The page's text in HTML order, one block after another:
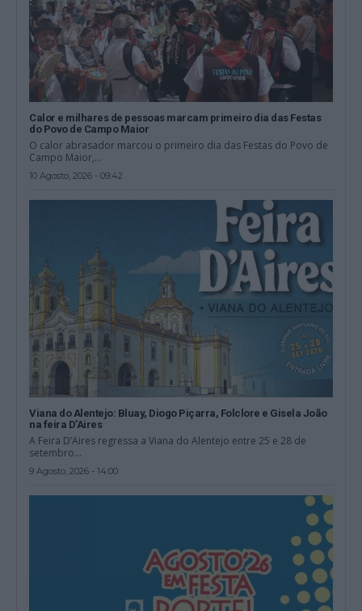
Calor e milhares de pessoas marcam primeiro dia das Festas
do Povo de Campo Maior
O calor abrasador marcou o primeiro dia das Festas do Povo de
Campo Maior,...
10 Agosto, 2026 - 09:42
Viana do Alentejo: Bluay, Diogo Piçarra, Folclore e Gisela João
na feira D’Aires
A Feira D’Aires regressa a Viana do Alentejo entre 25 e 28 de
setembro...
9 Agosto, 2026 - 14:00